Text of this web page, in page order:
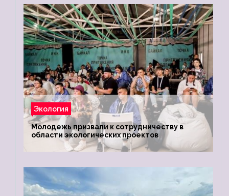
Экология
Молодежь призвали к сотрудничеству в
области экологических проектов